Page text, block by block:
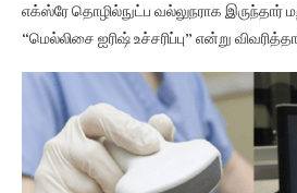
எக்ஸ்ரே தொழில்நுட்ப வல்லுநராக
“மெல்லிசை ஐரிஷ் உச்சரிப்பு” என்று